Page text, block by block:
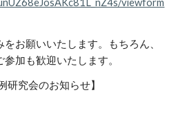
viewform
お願いいたします。もちろん、
加も歓迎いたします。
研究会のお知らせ】